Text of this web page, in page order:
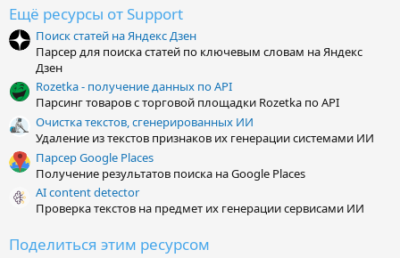
ё
з
д
Ещё ресурсы от Support
Поиск статей на Яндекс Дзен
Парсер для поиска статей по ключевым словам на Яндекс
Дзен
Rozetka - получение данных по API
Парсинг товаров с торговой площадки Rozetka по API
Очистка текстов, сгенерированных ИИ
Удаление из текстов признаков их генерации системами ИИ
Парсер Google Places
Получение результатов поиска на Google Places
AI content detector
Проверка текстов на предмет их генерации сервисами ИИ
Поделиться этим ресурсом